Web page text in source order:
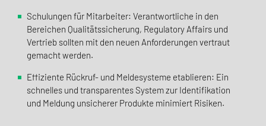
Schulungen für Mitarbeiter: Verantwortliche in den
Bereichen Qualitätssicherung, Regulatory Affairs und
Vertrieb sollten mit den neuen Anforderungen vertraut
gemacht werden.
Effiziente Rückruf- und Meldesysteme etablieren: Ein
schnelles und transparentes System zur Identifikation
und Meldung unsicherer Produkte minimiert Risiken.